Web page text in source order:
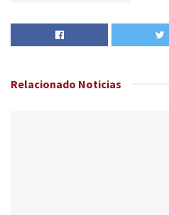
Relacionado Noticias